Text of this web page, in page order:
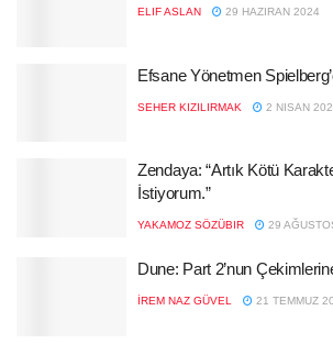
ELIF ASLAN 29 HAZIRAN 2024
Efsane Yönetmen
SEHER KIZILIRMAK 2 NISAN
Zendaya: “Artık Kötü
İstiyorum.”
YAKAMOZ SÖZÜBIR 29
Dune: Part 2’nun
İREM NAZ GÜVEL 21 TEMMUZ